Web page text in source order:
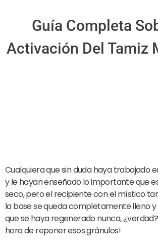
Guía Completa
Activación Del Tamiz
Cualquiera que sin duda haya trabajado
y le hayan enseñado lo importante que
seco, pero el recipiente con el místico
la base se queda completamente lleno
que se haya regenerado nunca, ¿verdad?
hora de reponer esos gránulos!